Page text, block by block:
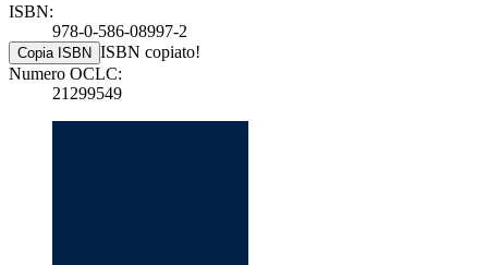
ISBN:
978-0-586-08997-2
Copia ISBN ISBN copiato!
Numero OCLC:
21299549